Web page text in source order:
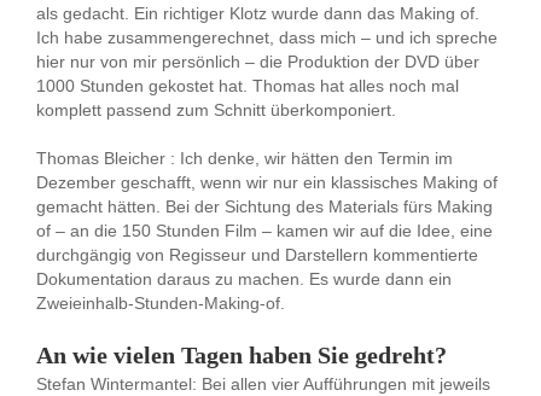
als gedacht. Ein richtiger Klotz wurde dann das Making of.
Ich habe zusammengerechnet, dass mich – und ich spreche
hier nur von mir persönlich – die Produktion der DVD über
1000 Stunden gekostet hat. Thomas hat alles noch mal
komplett passend zum Schnitt überkomponiert.
Thomas Bleicher : Ich denke, wir hätten den Termin im
Dezember geschafft, wenn wir nur ein klassisches Making of
gemacht hätten. Bei der Sichtung des Materials fürs Making
of – an die 150 Stunden Film – kamen wir auf die Idee, eine
durchgängig von Regisseur und Darstellern kommentierte
Dokumentation daraus zu machen. Es wurde dann ein
Zweieinhalb-Stunden-Making-of.
An wie vielen Tagen haben Sie gedreht?
Stefan Wintermantel: Bei allen vier Aufführungen mit jeweils